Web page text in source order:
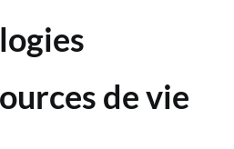
de vie